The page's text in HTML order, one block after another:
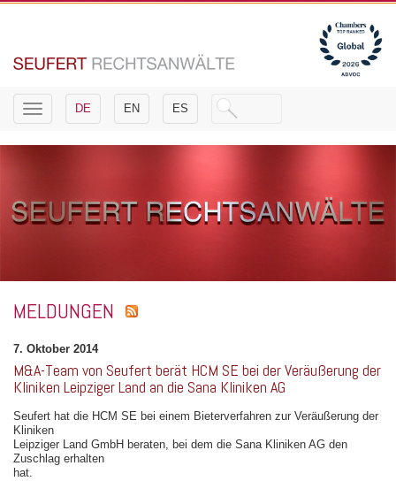
Toggle
navigation
DE EN ES
MELDUNGEN
7. Oktober 2014
M&A-Team von Seufert berät HCM SE bei der Veräußerung der
Kliniken Leipziger Land an die Sana Kliniken AG
Seufert hat die HCM SE bei einem Bieterverfahren zur Veräußerung der
Kliniken
Leipziger Land GmbH beraten, bei dem die Sana Kliniken AG den
Zuschlag erhalten
hat.